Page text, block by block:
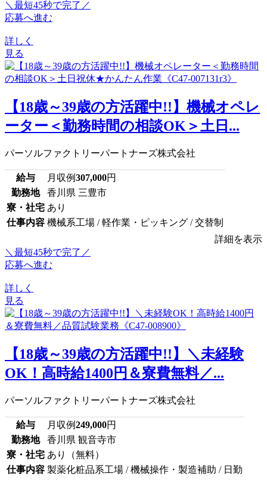
＼最短45秒で完了／
応募へ進む
詳しく
見る
【18歳～39歳の方活躍中!!】機械オペレ
ーター＜勤務時間の相談OK＞土日...
パーソルファクトリーパートナーズ株式会社
給与 月収例307,000円
勤務地
香川県 三豊市
寮・社宅 あり
仕事内容 機械系工場 / 軽作業・ピッキング / 交替制
詳細を表示
＼最短45秒で完了／
応募へ進む
詳しく
見る
【18歳～39歳の方活躍中!!】＼未経験
OK！高時給1400円＆寮費無料／...
パーソルファクトリーパートナーズ株式会社
給与 月収例249,000円
勤務地
香川県 観音寺市
寮・社宅 あり（無料）
仕事内容 製薬化粧品系工場 / 機械操作・製造補助 / 日勤